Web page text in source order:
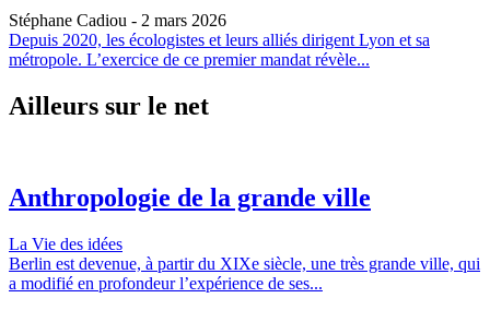
Stéphane Cadiou - 2 mars 2026
Depuis 2020, les écologistes et leurs alliés dirigent Lyon et sa
métropole. L’exercice de ce premier mandat révèle...
Ailleurs sur le net
Anthropologie de la grande ville
La Vie des idées
Berlin est devenue, à partir du XIXe siècle, une très grande ville, qui
a modifié en profondeur l’expérience de ses...